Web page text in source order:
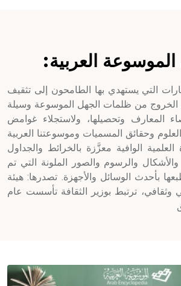
الموسوعة العربية:
التي يستهدي بها الطامحون إلى تثقيف
الخروج من ظلمات الجهل الموسوعة وسيلة
المعارف وتحصيلها، ولاستجلاء غوامض
وحقائق المسميات وموسوعتنا العربية
الوافية معزَّزة بالخرائط والجداول
والأشكال والرسوم والصور الملونة التي تم
بأحدث الوسائل والأجهزة. تصدرها: هيئة
ترتبط بوزير الثقافة تأسست عام